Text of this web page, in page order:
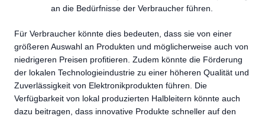
an die Bedürfnisse der Verbraucher führen.
Für Verbraucher könnte dies bedeuten, dass sie von einer
größeren Auswahl an Produkten und möglicherweise auch von
niedrigeren Preisen profitieren. Zudem könnte die Förderung
der lokalen Technologieindustrie zu einer höheren Qualität und
Zuverlässigkeit von Elektronikprodukten führen. Die
Verfügbarkeit von lokal produzierten Halbleitern könnte auch
dazu beitragen, dass innovative Produkte schneller auf den